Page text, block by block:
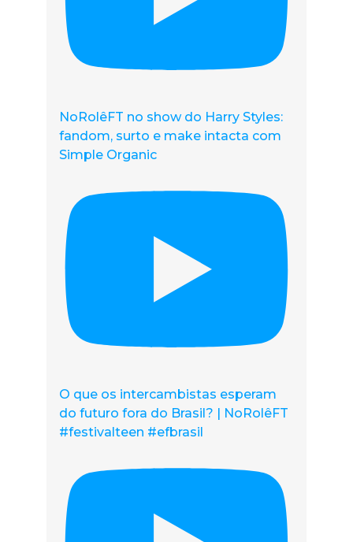
NoRolêFT no show do Harry Styles:
fandom, surto e make intacta com
Simple Organic
O que os intercambistas esperam
do futuro fora do Brasil? | NoRolêFT
#festivalteen #efbrasil